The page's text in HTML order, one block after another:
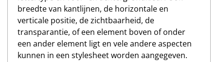
breedte van kantlijnen, de horizontale en
verticale positie, de zichtbaarheid, de
transparantie, of een element boven of onder
een ander element ligt en vele andere aspecten
kunnen in een stylesheet worden aangegeven.